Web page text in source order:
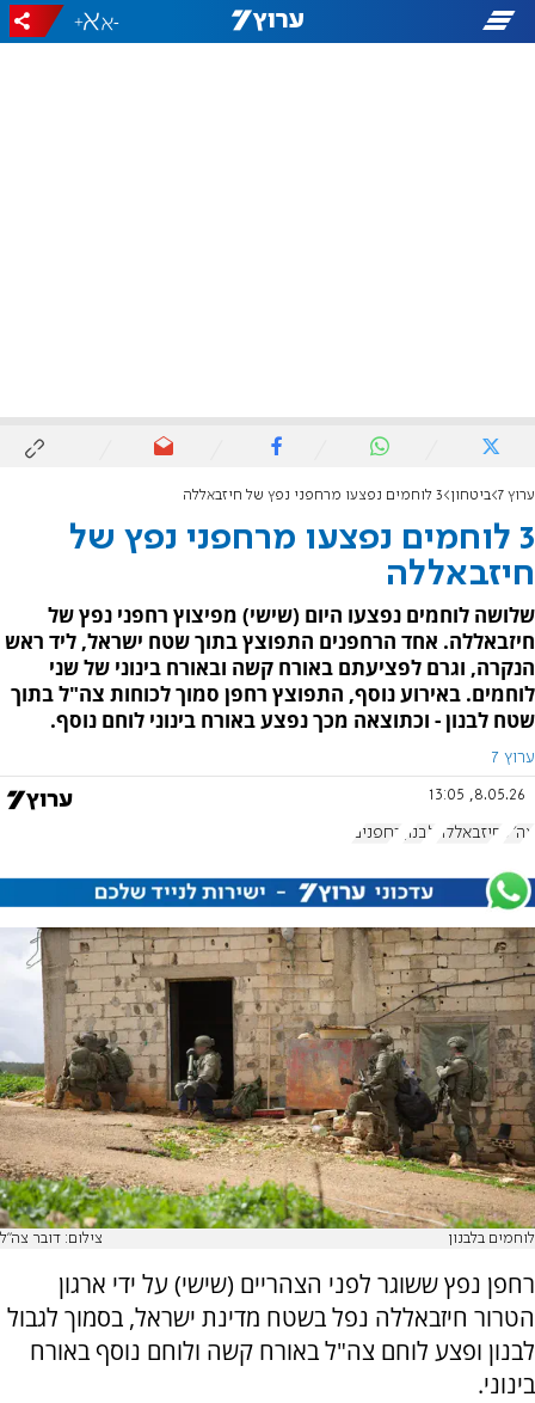
-
+
ערוץ 7 ביטחון 3 לוחמים נפצעו מרחפני נפץ של חיזבאללה
3 לוחמים נפצעו מרחפני נפץ של
חיזבאללה
שלושה לוחמים נפצעו היום (שישי) מפיצוץ רחפני נפץ של
חיזבאללה. אחד הרחפנים התפוצץ בתוך שטח ישראל, ליד ראש
הנקרה, וגרם לפציעתם באורח קשה ובאורח בינוני של שני
לוחמים. באירוע נוסף, התפוצץ רחפן סמוך לכוחות צה"ל בתוך
שטח לבנון - וכתוצאה מכך נפצע באורח בינוני לוחם נוסף.
ערוץ 7
8.05.26, 13:05
צה"ל חיזבאללה לבנון רחפנים
לוחמים בלבנון צילום: דובר צה"ל
רחפן נפץ ששוגר לפני הצהריים (שישי) על ידי ארגון
הטרור חיזבאללה נפל בשטח מדינת ישראל, בסמוך לגבול
לבנון ופצע לוחם צה"ל באורח קשה ולוחם נוסף באורח
בינוני.